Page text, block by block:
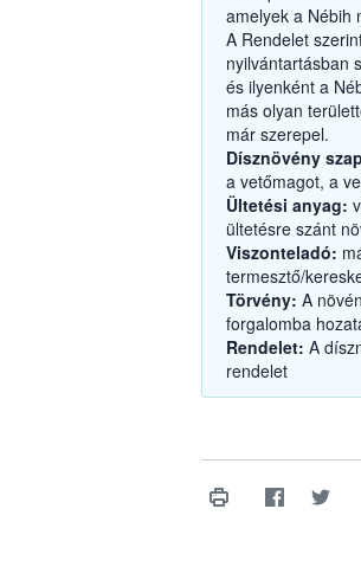
amelyek a Nébih
A Rendelet
nyilvántartásban
és ilyenként a
más olyan
már szerepel.
Dísznövény
a vetőmagot, a
Ültetési anyag:
ültetésre szánt
Viszonteladó:
termesztő/
Törvény: A
forgalomba
Rendelet: A
rendelet